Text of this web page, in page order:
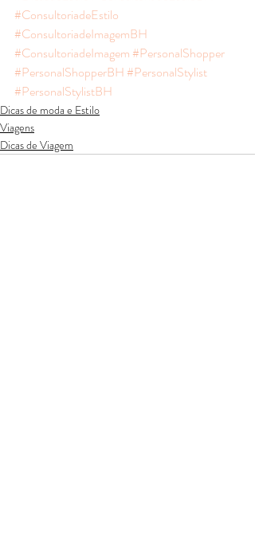
#ConsultoriadeEstilo
#ConsultoriadeImagemBH
#ConsultoriadeImagem #PersonalShopper
#PersonalShopperBH #PersonalStylist
#PersonalStylistBH
Dicas de moda e Estilo
Viagens
Dicas de Viagem